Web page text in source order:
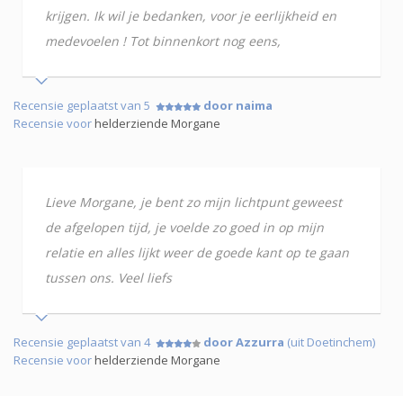
krijgen. Ik wil je bedanken, voor je eerlijkheid en
medevoelen ! Tot binnenkort nog eens,
Recensie geplaatst van 5
door naima
Recensie voorhelderziende Morgane
Lieve Morgane, je bent zo mijn lichtpunt geweest
de afgelopen tijd, je voelde zo goed in op mijn
relatie en alles lijkt weer de goede kant op te gaan
tussen ons. Veel liefs
Recensie geplaatst van 4 door Azzurra (uit Doetinchem)
Recensie voorhelderziende Morgane